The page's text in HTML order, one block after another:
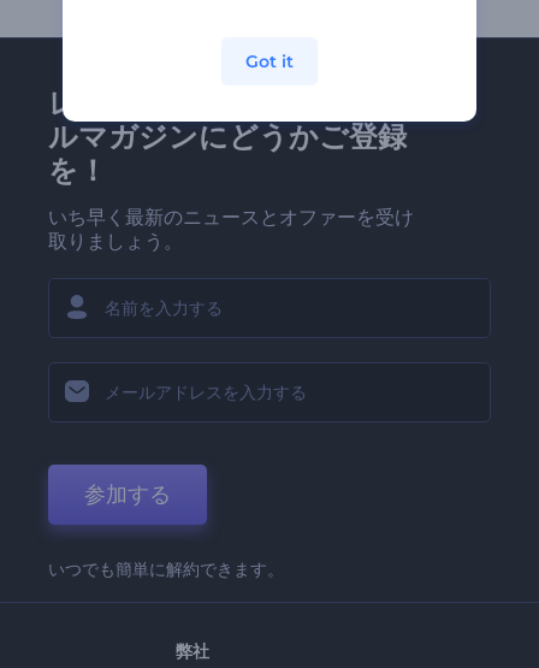
レンダーフォレストのメー
ルマガジンにどうかご登録
を！
いち早く最新のニュースとオファーを受け
取りましょう。
参加する
いつでも簡単に解約できます。
弊社
Got it